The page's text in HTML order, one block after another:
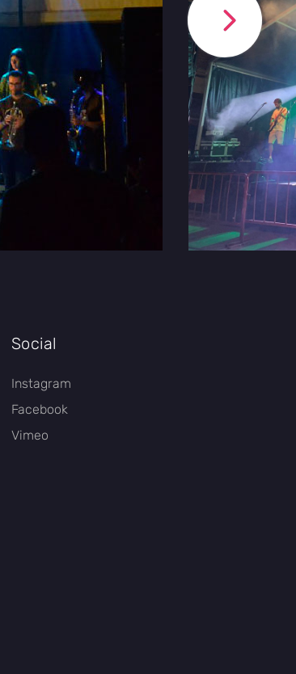
Social
Instagram
Facebook
Vimeo